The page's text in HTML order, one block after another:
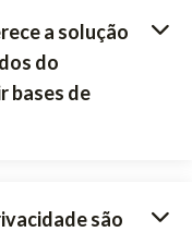
a solução
do
bases de
são